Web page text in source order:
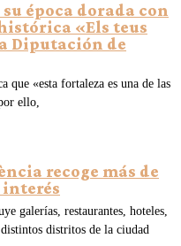
época dorada con
«Els teus
Diputación de
que «esta fortaleza es una de las
ello,
recoge más de
interés
galerías, restaurantes, hoteles,
distritos de la ciudad